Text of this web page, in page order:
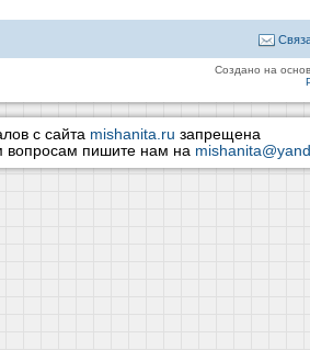
Создано на
с сайта mishanita.ru запрещена
пишите нам на